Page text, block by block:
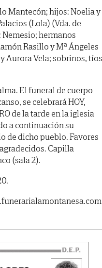
Mantecón; hijos: Noelia y
(Lola) (Vda. de
hermanos
Rasillo y Mª Ángeles
Aurora Vela; sobrinos,
El funeral de cuerpo
se celebrará HOY,
de la tarde en la iglesia
a continuación su
de dicho pueblo. Favores
Capilla
(sala 2).